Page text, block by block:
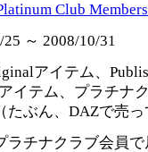
Club
～ 2008/10/31
アイテム、
イテム、プラチナ
たぶん、DAZで売
チナクラブ会員